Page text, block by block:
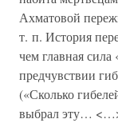
Ахматовой
т. п. История
чем главная
предчувствии
(«Сколько
выбрал эту…